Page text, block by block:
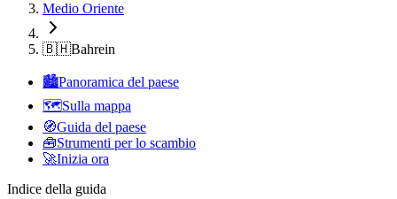
Medio Oriente
🇧🇭Bahrein
🏙️Panoramica del paese
🗺️Sulla mappa
🧭Guida del paese
🧰Strumenti per lo scambio
🚀Inizia ora
Indice della guida